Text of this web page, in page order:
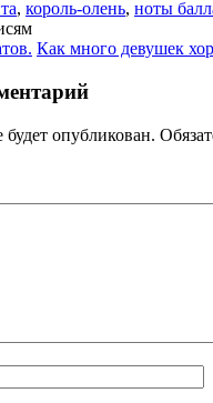
, король-олень, ноты
Как много девушек
опубликован.